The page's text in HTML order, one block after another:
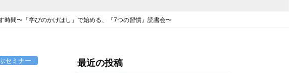
時間〜「学びのかけはし」で始める、『7つの習慣』読書会〜
セミナー 最近の投稿